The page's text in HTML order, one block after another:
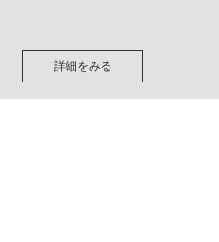
詳細をみる